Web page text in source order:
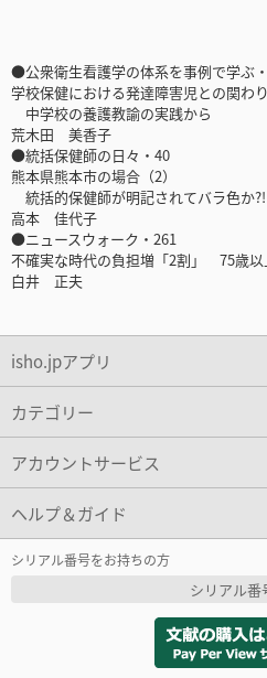
●公衆衛生看護学の体系を事例で学ぶ
学校保健における発達障害児との関わ
中学校の養護教諭の実践から
荒木田 美香子
●統括保健師の日々・40
熊本県熊本市の場合（2）
統括的保健師が明記されてバラ色か?!
高本 佳代子
●ニュースウォーク・261
不確実な時代の負担増「2割」 75歳以
白井 正夫
isho.jpアプリ
カテゴリー
アカウントサービス
ヘルプ＆ガイド
シリアル番号をお持ちの方
シリアル番